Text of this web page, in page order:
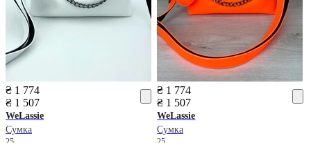
₴ 1 774
₴ 1 507
WeLassie
Сумка
₴ 1 774
₴ 1 507
WeLassie
Сумка